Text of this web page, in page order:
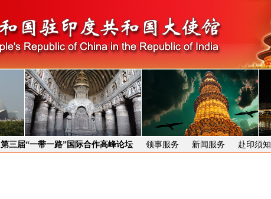
第三届“一带一路”国际合作高峰论坛 领事服务 新闻服务 赴印须知